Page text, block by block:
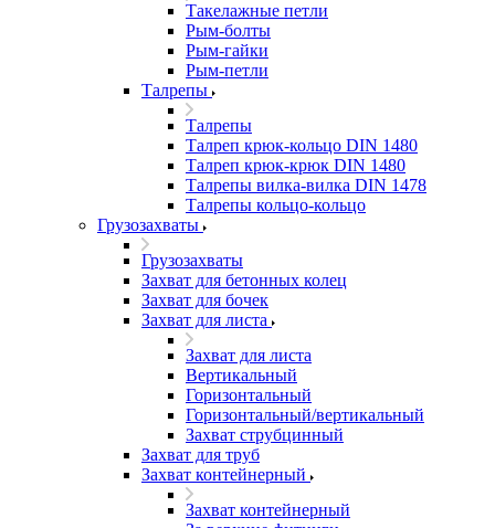
Такелажные петли
Рым-болты
Рым-гайки
Рым-петли
Талрепы
Талрепы
Талреп крюк-кольцо DIN 1480
Талреп крюк-крюк DIN 1480
Талрепы вилка-вилка DIN 1478
Талрепы кольцо-кольцо
Грузозахваты
Грузозахваты
Захват для бетонных колец
Захват для бочек
Захват для листа
Захват для листа
Вертикальный
Горизонтальный
Горизонтальный/вертикальный
Захват струбцинный
Захват для труб
Захват контейнерный
Захват контейнерный